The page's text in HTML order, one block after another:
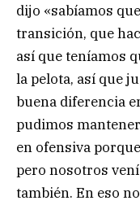
dijo «sabíamos
transición, que
así que teníamos
la pelota, así que
buena diferencia
pudimos
en ofensiva
pero nosotros
también. En eso